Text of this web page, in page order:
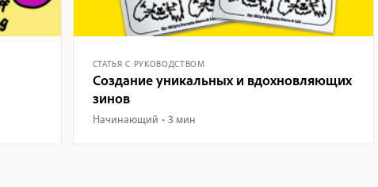
СТАТЬЯ С РУКОВОДСТВОМ
Создание уникальных и вдохновляющих
зинов
Начинающий 3 мин